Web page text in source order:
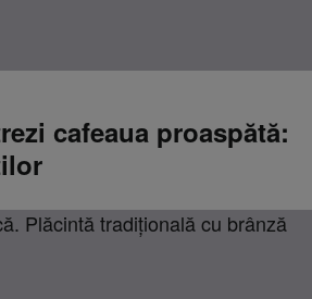
cafeaua proaspătă: